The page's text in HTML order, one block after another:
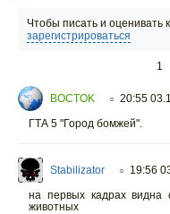
Чтобы писать и оценивать
зарегистрироваться
1
BOCTOK ○ 20:55
ГТА 5 "Город бомжей".
Stabilizator ○ 19:56
на первых кадрах видна
животных